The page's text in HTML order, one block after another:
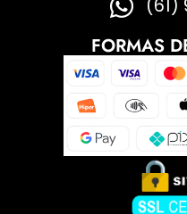
(61)
FORMAS